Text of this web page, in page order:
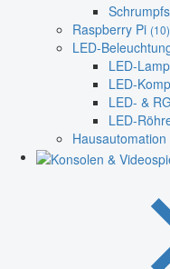
Raspberry Pi (10)
LED-
LED-
LED-
LED- &
LED-